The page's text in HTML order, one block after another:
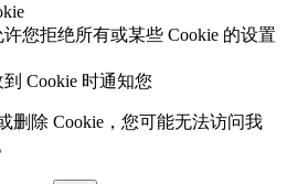
您拒绝所有或某些 Cookie 的设置
Cookie 时通知您
删除 Cookie，您可能无法访问我